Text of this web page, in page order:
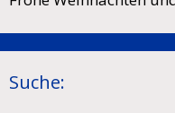
Suche: